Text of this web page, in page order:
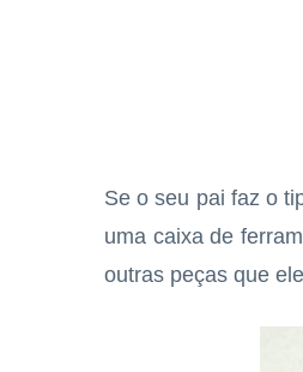
Se o seu pai faz o
uma caixa de
outras peças que